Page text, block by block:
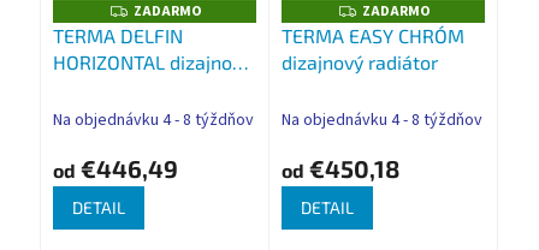
Z
A
D
A
O
ZADARMO
TERMA DELFIN
HORIZONTAL dizajnový
Na objednávku 4 - 8 týždňov
od €446,49
DETAIL
Z
A
D
A
R
O
ZADARMO
TERMA EASY CHRÓM
dizajnový radiátor
Na objednávku 4 - 8 týždňov
od €450,18
DETAIL